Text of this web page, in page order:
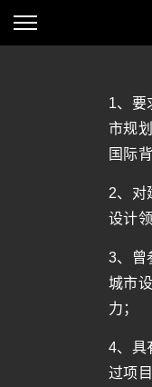
1、要
市规
国际
2、对
设计
3、曾
城市
力；
4、具
过项